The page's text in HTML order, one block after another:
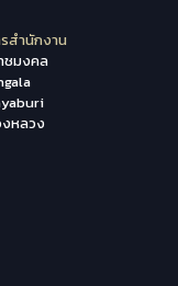
สำนักงาน
ชมงคล
หลวง